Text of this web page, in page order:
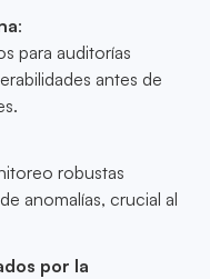
:
para auditorías
antes de
robustas
anomalías, crucial al
por la